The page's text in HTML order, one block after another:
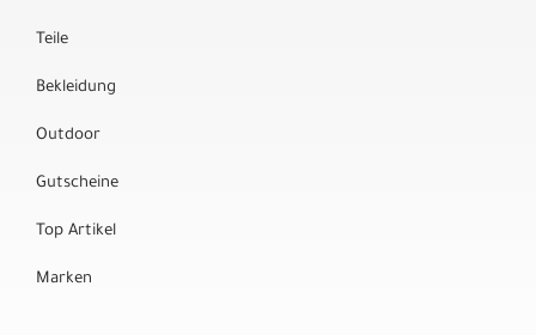
Teile
Bekleidung
Outdoor
Gutscheine
Top Artikel
Marken